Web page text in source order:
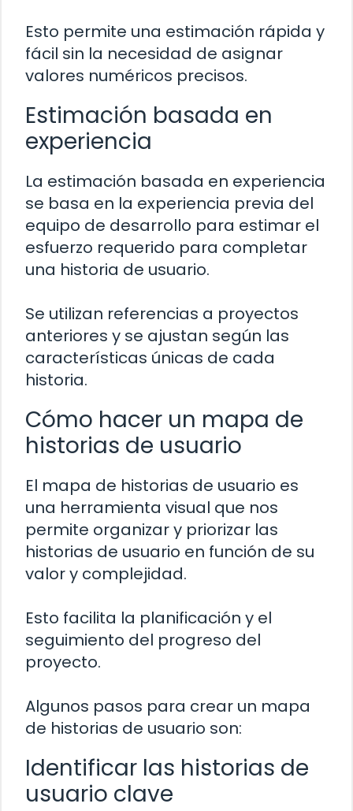
Esto permite una estimación rápida y
fácil sin la necesidad de asignar
valores numéricos precisos.
Estimación basada en
experiencia
La estimación basada en experiencia
se basa en la experiencia previa del
equipo de desarrollo para estimar el
esfuerzo requerido para completar
una historia de usuario.
Se utilizan referencias a proyectos
anteriores y se ajustan según las
características únicas de cada
historia.
Cómo hacer un mapa de
historias de usuario
El mapa de historias de usuario es
una herramienta visual que nos
permite organizar y priorizar las
historias de usuario en función de su
valor y complejidad.
Esto facilita la planificación y el
seguimiento del progreso del
proyecto.
Algunos pasos para crear un mapa
de historias de usuario son:
Identificar las historias de
usuario clave